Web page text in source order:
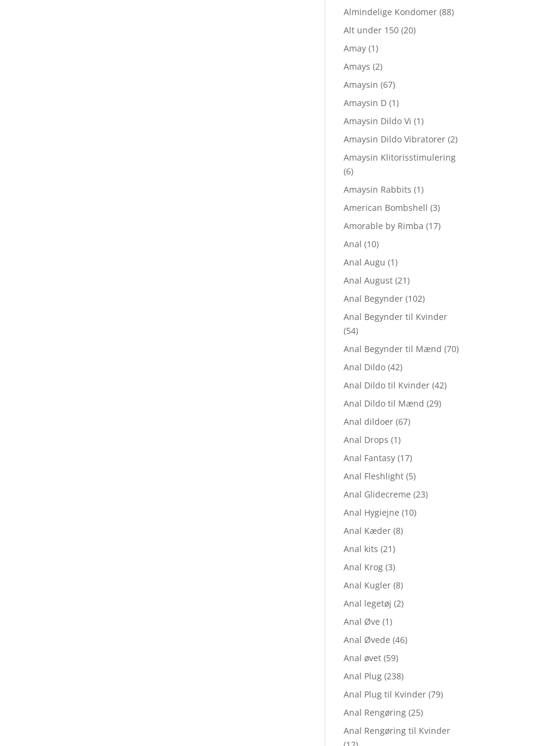
Almindelige Kondomer (88)
Alt under 150 (20)
Amay (1)
Amays (2)
Amaysin (67)
Amaysin D (1)
Amaysin Dildo Vi (1)
Amaysin Dildo Vibratorer (2)
Amaysin Klitorisstimulering
(6)
Amaysin Rabbits (1)
American Bombshell (3)
Amorable by Rimba (17)
Anal (10)
Anal Augu (1)
Anal August (21)
Anal Begynder (102)
Anal Begynder til Kvinder
(54)
Anal Begynder til Mænd (70)
Anal Dildo (42)
Anal Dildo til Kvinder (42)
Anal Dildo til Mænd (29)
Anal dildoer (67)
Anal Drops (1)
Anal Fantasy (17)
Anal Fleshlight (5)
Anal Glidecreme (23)
Anal Hygiejne (10)
Anal Kæder (8)
Anal kits (21)
Anal Krog (3)
Anal Kugler (8)
Anal legetøj (2)
Anal Øve (1)
Anal Øvede (46)
Anal øvet (59)
Anal Plug (238)
Anal Plug til Kvinder (79)
Anal Rengøring (25)
Anal Rengøring til Kvinder